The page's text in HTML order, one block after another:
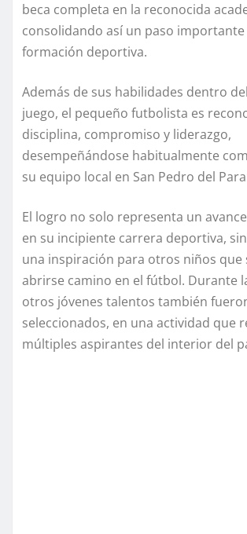
beca completa en la reconocida
consolidando así un paso importante
formación deportiva.
Además de sus habilidades dentro
juego, el pequeño futbolista es
disciplina, compromiso y liderazgo,
desempeñándose habitualmente
su equipo local en San Pedro del
El logro no solo representa un
en su incipiente carrera deportiva,
una inspiración para otros niños que
abrirse camino en el fútbol. Durante
otros jóvenes talentos también
seleccionados, en una actividad que
múltiples aspirantes del interior del